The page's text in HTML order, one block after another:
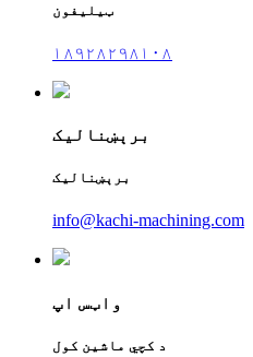
ټیلیفون
۱۸۹۲۸۲۹۸۱۰۸
برېښنالیک
برېښنالیک
info@kachi-machining.com
واټس اپ
د کچي ماشین کول